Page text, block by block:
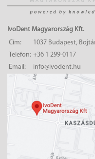
IvoDent Magyarország Kft.
Cím:
1037 Budapest,
Telefon: +36 1 299-0117
Email:
info@ivodent.hu